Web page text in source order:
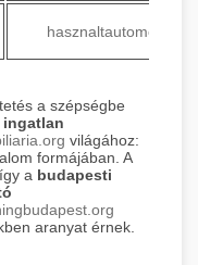
hasznaltautomotor.hu
a szépségbe
világához:
formájában. A
a budapesti
aranyat érnek.